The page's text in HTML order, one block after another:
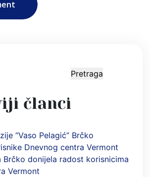
Pretraga
članci
“Vaso Pelagić” Brčko
Dnevnog centra Vermont
Brčko donijela radost korisnicima
Vermont